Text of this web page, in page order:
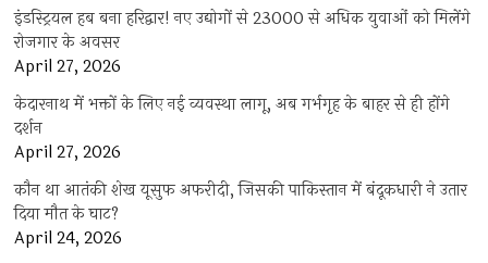
इंडस्ट्रियल हब बना हरिद्वार! नए उद्योगों से 23000 से अधिक युवाओं को मिलेंगे
रोजगार के अवसर
April 27, 2026
केदारनाथ में भक्तों के लिए नई व्यवस्था लागू, अब गर्भगृह के बाहर से ही होंगे
दर्शन
April 27, 2026
कौन था आतंकी शेख यूसुफ अफरीदी, जिसकी पाकिस्तान में बंदूकधारी ने उतार
दिया मौत के घाट?
April 24, 2026